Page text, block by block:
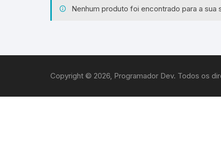
Nenhum produto foi encontrado para a sua
Copyright © 2026, Programador Dev. Todos os